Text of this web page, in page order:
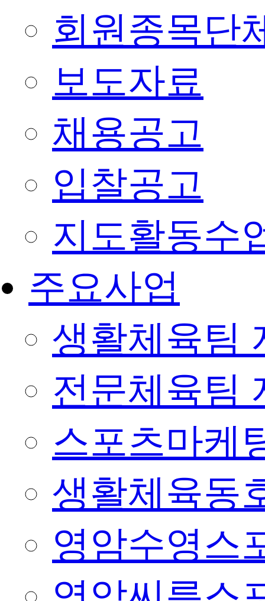
회원종목단
보도자료
채용공고
입찰공고
지도활동수
주요사업
생활체육팀
전문체육팀
스포츠마케
생활체육동
영암수영스